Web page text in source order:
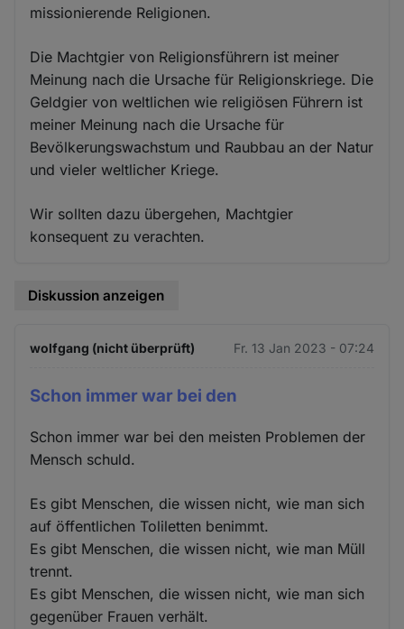
missionierende Religionen.
Die Machtgier von Religionsführern ist meiner
Meinung nach die Ursache für Religionskriege. Die
Geldgier von weltlichen wie religiösen Führern ist
meiner Meinung nach die Ursache für
Bevölkerungswachstum und Raubbau an der Natur
und vieler weltlicher Kriege.
Wir sollten dazu übergehen, Machtgier
konsequent zu verachten.
Diskussion anzeigen
wolfgang (nicht überprüft) Fr. 13 Jan 2023 - 07:24
Schon immer war bei den
Schon immer war bei den meisten Problemen der
Mensch schuld.
Es gibt Menschen, die wissen nicht, wie man sich
auf öffentlichen Toliletten benimmt.
Es gibt Menschen, die wissen nicht, wie man Müll
trennt.
Es gibt Menschen, die wissen nicht, wie man sich
gegenüber Frauen verhält.